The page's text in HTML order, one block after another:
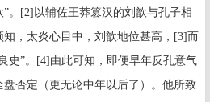
。
[2] 以辅佐王莽篡汉的刘歆与孔子相
，太炎心目中，刘歆地位甚高， [3] 而
史”。
[4] 由此可知，即便早年反孔意气
否定（更无论中年以后了）。他所致